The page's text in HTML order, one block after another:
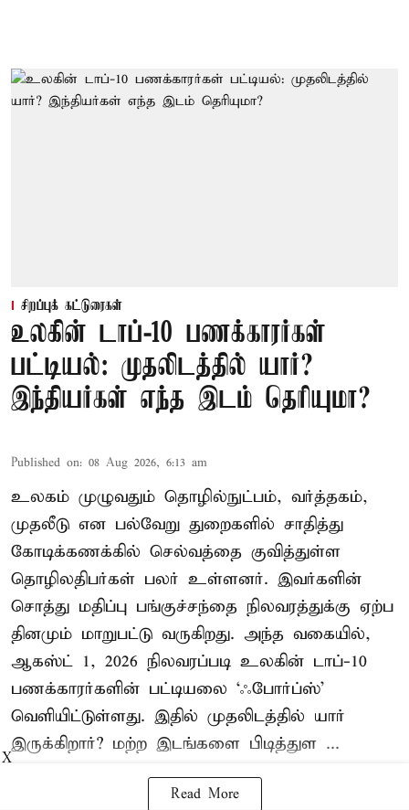
சிறப்புக் கட்டுரைகள்
உலகின் டாப்-10 பணக்காரர்கள்
பட்டியல்: முதலிடத்தில் யார்?
இந்தியர்கள் எந்த இடம் தெரியுமா?
Published on: 08 Aug 2026, 6:13 am
உலகம் முழுவதும் தொழில்நுட்பம், வர்த்தகம்,
முதலீடு என பல்வேறு துறைகளில் சாதித்து
கோடிக்கணக்கில் செல்வத்தை குவித்துள்ள
தொழிலதிபர்கள் பலர் உள்ளனர். இவர்களின்
சொத்து மதிப்பு பங்குச்சந்தை நிலவரத்துக்கு ஏற்ப
தினமும் மாறுபட்டு வருகிறது. அந்த வகையில்,
ஆகஸ்ட் 1, 2026 நிலவரப்படி உலகின் டாப்-10
பணக்காரர்களின் பட்டியலை ‘ஃபோர்ப்ஸ்’
வெளியிட்டுள்ளது. இதில் முதலிடத்தில் யார்
இருக்கிறார்? மற்ற இடங்களை பிடித்துள ...
Read More
X